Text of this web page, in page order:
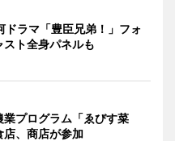
ドラマ「豊臣兄弟！」フォ
ト全身パネルも
プログラム「ゑびす菜
、商店が参加